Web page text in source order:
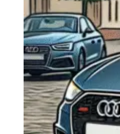
Navigație
Navigație
Mercedes
Navigație
Navigație
Navigație
Navigație
Navigație
Navigație
Passat
Navigație
Navigație
Navigație
Navigație
Navigație